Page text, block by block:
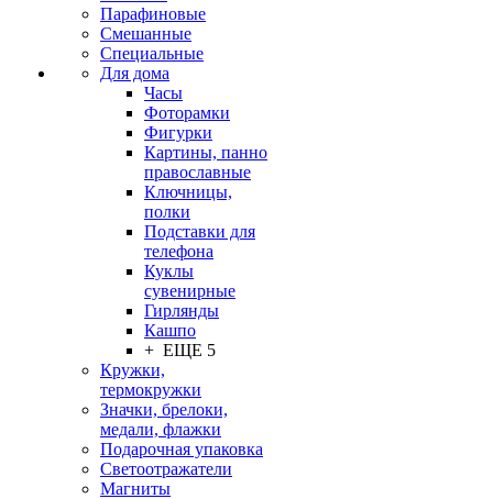
Парафиновые
Смешанные
Специальные
Для дома
Часы
Фоторамки
Фигурки
Картины, панно
православные
Ключницы,
полки
Подставки для
телефона
Куклы
сувенирные
Гирлянды
Кашпо
+ ЕЩЕ 5
Кружки,
термокружки
Значки, брелоки,
медали, флажки
Подарочная упаковка
Светоотражатели
Магниты